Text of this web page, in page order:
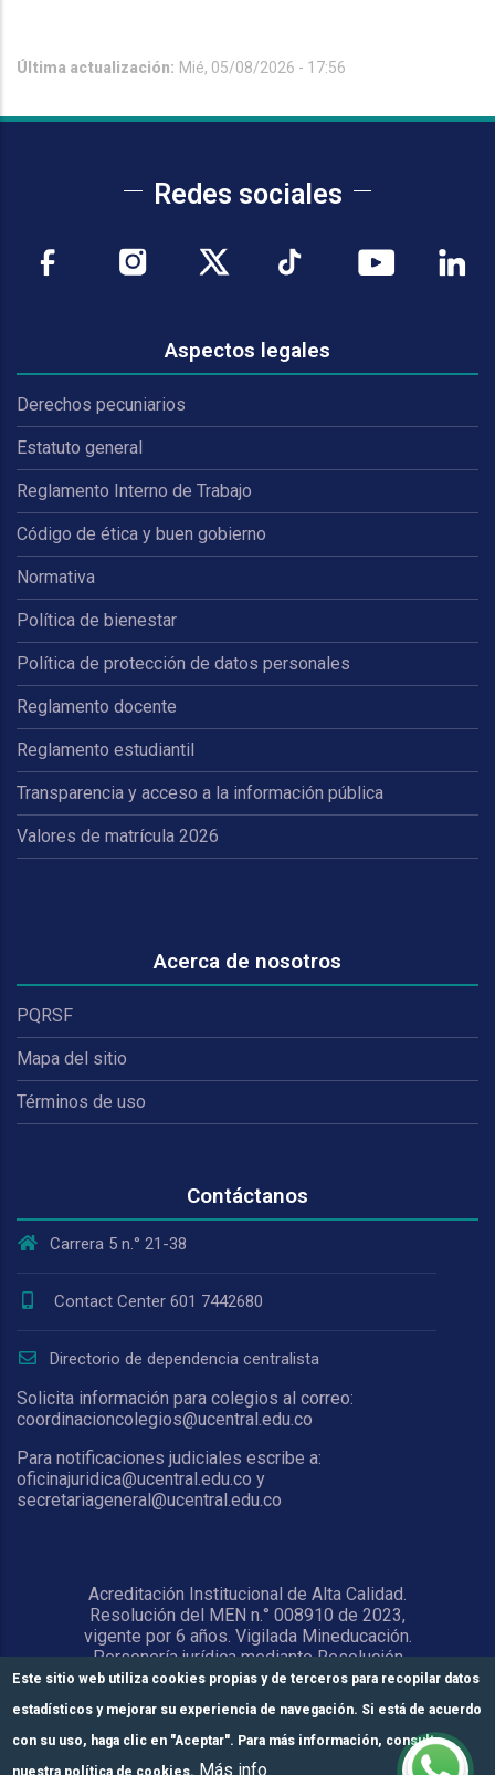
Última actualización: Mié, 05/08/2026 - 17:56
Redes sociales
Aspectos legales
Derechos pecuniarios
Estatuto general
Reglamento Interno de Trabajo
Código de ética y buen gobierno
Normativa
Política de bienestar
Política de protección de datos personales
Reglamento docente
Reglamento estudiantil
Transparencia y acceso a la información pública
Valores de matrícula 2026
Acerca de nosotros
PQRSF
Mapa del sitio
Términos de uso
Contáctanos
Carrera 5 n.° 21-38
Contact Center 601 7442680
Directorio de dependencia centralista
Solicita información para colegios al correo:
coordinacioncolegios@ucentral.edu.co
Para notificaciones judiciales escribe a:
oficinajuridica@ucentral.edu.co y
secretariageneral@ucentral.edu.co
Acreditación Institucional de Alta Calidad.
Resolución del MEN n.° 008910 de 2023,
vigente por 6 años. Vigilada Mineducación.
Personería jurídica mediante Resolución
1876 del 5 de junio de 1967. Reconocida
como Universidad por el Ministerio de
Educación Nacional mediante Resolución
15818 del 31 de octubre de 1978.
Este sitio web utiliza cookies propias y de terceros para recopilar datos
estadísticos y mejorar su experiencia de navegación. Si está de acuerdo
con su uso, haga clic en "Aceptar". Para más información, consulte
nuestra política de cookies. Más info